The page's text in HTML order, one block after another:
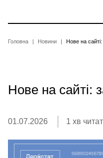
основного
Рядок
Головна Новини Нове на сайті:
Нове на сайті:
01.07.2026 1 хв